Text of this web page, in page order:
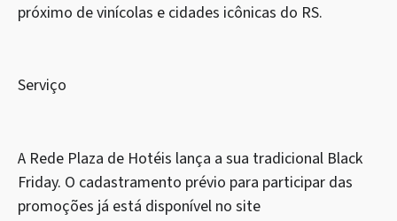
próximo de vinícolas e cidades icônicas do RS.
Serviço
A Rede Plaza de Hotéis lança a sua tradicional Black
Friday. O cadastramento prévio para participar das
promoções já está disponível no site